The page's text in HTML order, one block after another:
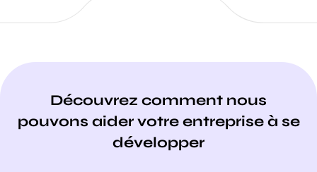
Découvrez comment nous
pouvons aider votre entreprise à se
développer